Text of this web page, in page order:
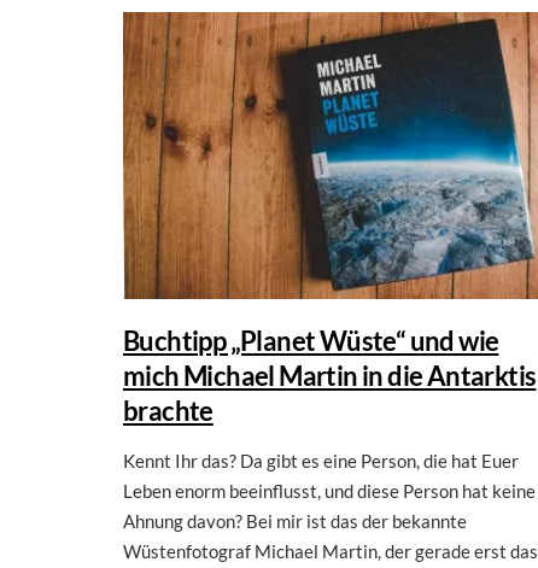
Buchtipp „Planet Wüste“ und wie
mich Michael Martin in die Antarktis
brachte
Kennt Ihr das? Da gibt es eine Person, die hat Euer
Leben enorm beeinflusst, und diese Person hat keine
Ahnung davon? Bei mir ist das der bekannte
Wüstenfotograf Michael Martin, der gerade erst das